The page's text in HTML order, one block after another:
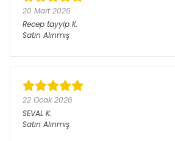
20 Mart 2026
Recep tayyip K.
Satın Alınmış
22 Ocak 2026
SEVAL K.
Satın Alınmış